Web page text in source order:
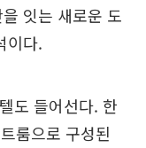
잇는 새로운 도
이다.
도 들어선다. 한
룸으로 구성된